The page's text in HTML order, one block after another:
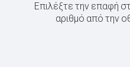
Επιλέξτε την επαφή
αριθμό από την